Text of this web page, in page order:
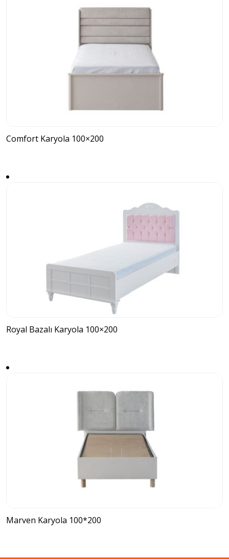
Comfort Karyola 100×200
Royal Bazalı Karyola 100×200
Marven Karyola 100*200